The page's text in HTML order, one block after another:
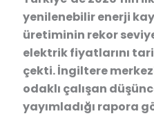
yenilenebilir enerji
üretiminin rekor
elektrik fiyatlarını
çekti. İngiltere
odaklı çalışan
yayımladığı rapora